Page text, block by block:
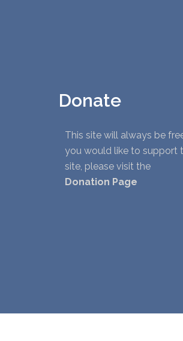
Donate
This site will always be
you would like to support
site, please visit the
Donation Page